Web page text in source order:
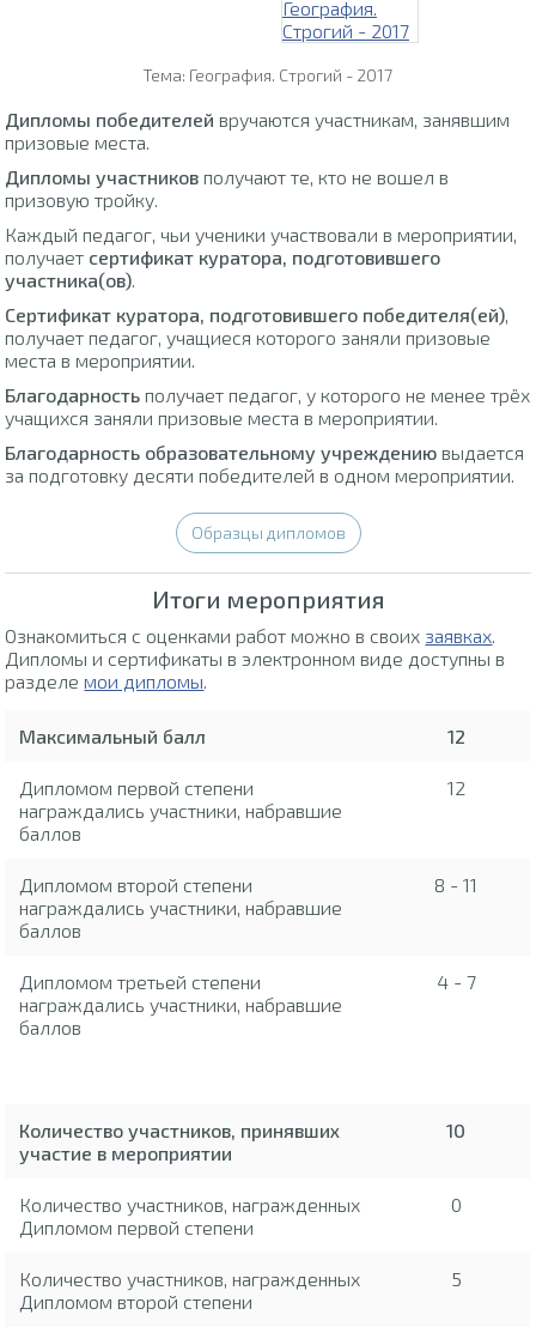
Тема: География. Строгий - 2017
Дипломы победителей вручаются участникам, занявшим
призовые места.
Дипломы участников получают те, кто не вошел в
призовую тройку.
Каждый педагог, чьи ученики участвовали в мероприятии,
получает сертификат куратора, подготовившего
участника(ов).
Сертификат куратора, подготовившего победителя(ей),
получает педагог, учащиеся которого заняли призовые
места в мероприятии.
Благодарность получает педагог, у которого не менее трёх
учащихся заняли призовые места в мероприятии.
Благодарность образовательному учреждению выдается
за подготовку десяти победителей в одном мероприятии.
Образцы дипломов
Итоги мероприятия
Ознакомиться с оценками работ можно в своих заявках.
Дипломы и сертификаты в электронном виде доступны в
разделемои дипломы.
Максимальный балл 12
Дипломом первой степени
награждались участники, набравшие
баллов
12
Дипломом второй степени
награждались участники, набравшие
баллов
8 - 11
Дипломом третьей степени
награждались участники, набравшие
баллов
4 - 7
Количество участников, принявших
участие в мероприятии
10
Количество участников, награжденных
Дипломом первой степени
0
Количество участников, награжденных
Дипломом второй степени
5